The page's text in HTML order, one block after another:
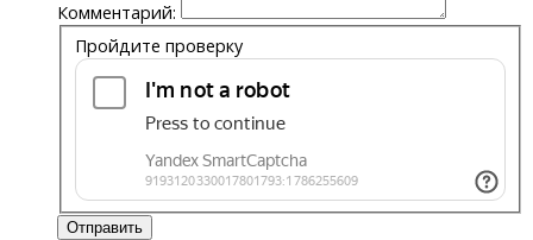
Комментарий:
Пройдите проверку
Отправить